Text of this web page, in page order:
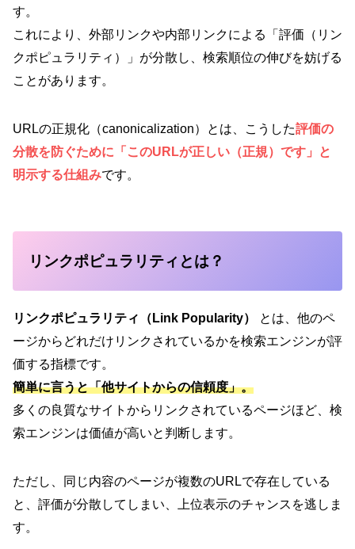
す。
これにより、外部リンクや内部リンクによる「評価（リン
クポピュラリティ）」が分散し、検索順位の伸びを妨げる
ことがあります。
URLの正規化（canonicalization）とは、こうした評価の
分散を防ぐために「このURLが正しい（正規）です」と
明示する仕組みです。
リンクポピュラリティとは？
リンクポピュラリティ（Link Popularity）
とは、他のペ
ージからどれだけリンクされているかを検索エンジンが評
価する指標です。
簡単に言うと「他サイトからの信頼度」。
多くの良質なサイトからリンクされているページほど、検
索エンジンは価値が高いと判断します。
ただし、同じ内容のページが複数のURLで存在している
と、評価が分散してしまい、上位表示のチャンスを逃しま
す。